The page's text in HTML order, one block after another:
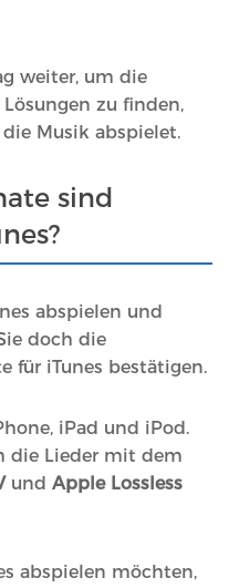
weiter, um die
zu finden,
Musik abspielet.
sind
abspielen und
doch die
für iTunes bestätigen.
iPad und iPod.
die Lieder mit dem
und Apple Lossless
abspielen möchten,